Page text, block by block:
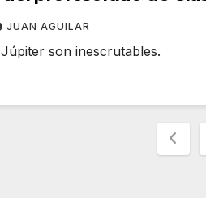
JUAN AGUILAR
son inescrutables.